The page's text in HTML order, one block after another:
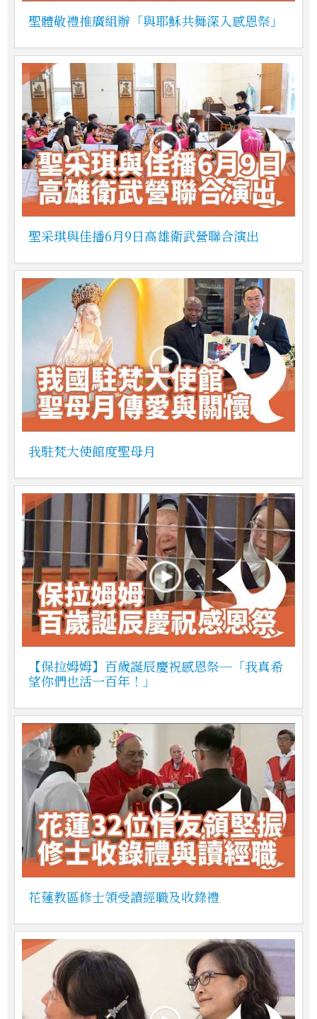
聖體敬禮推廣組辦「與耶穌共舞深入感恩祭」
聖采琪與佳播6月9日高雄衛武營聯合演出
我駐梵大使館度聖母月
【保拉姆姆】百歲誕辰慶祝感恩祭─「我真希
望你們也活一百年！」
花蓮教區修士領受讀經職及收錄禮